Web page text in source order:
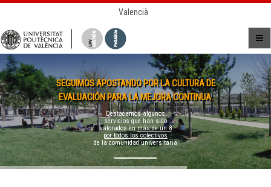
Valencià
SEGUIMOS APOSTANDO POR LA CULTURA DE
EVALUACIÓN PARA LA MEJORA CONTINUA.
Destacamos algunos
servicios que han sido
valorados enmás de un 8
por todos los colectivos
de la comunidad universitaria